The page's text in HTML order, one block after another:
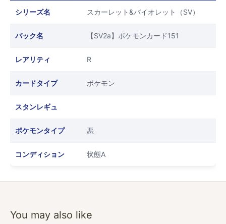
シリーズ名 スカーレット&バイオレット（SV）
パック名 【SV2a】ポケモンカード151
レアリティ R
カードタイプ ポケモン
スタンレギュ
ポケモンタイプ 悪
コンディション 状態A
You may also like